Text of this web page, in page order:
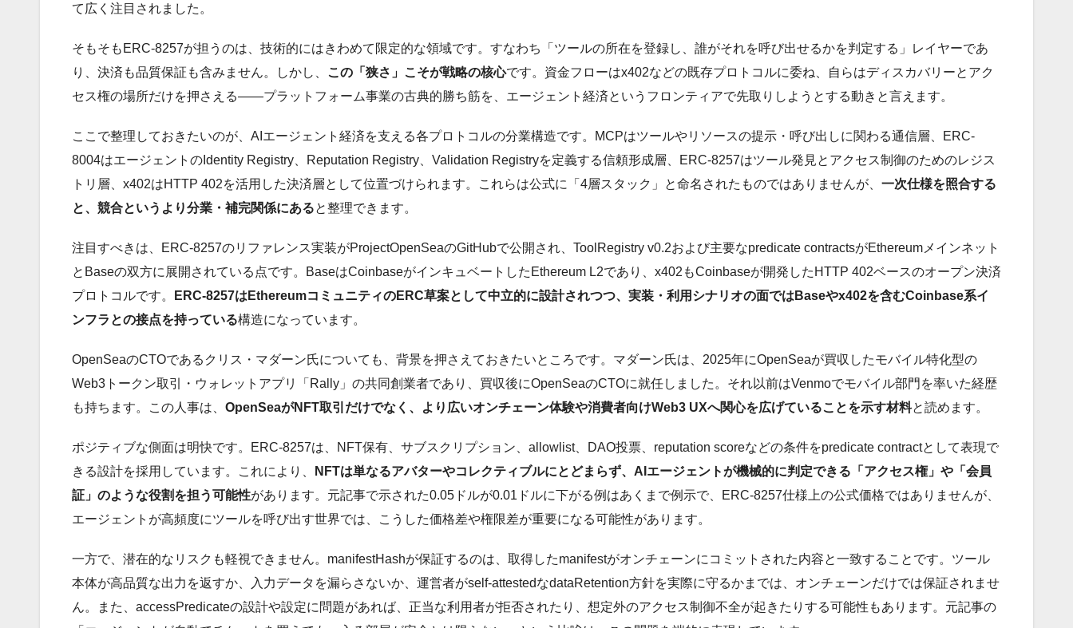
て広く注目されました。
そもそもERC-8257が担うのは、技術的にはきわめて限定的な領域です。すなわち「ツールの所在を登録し、誰がそれを呼び出せるかを判定する」レイヤーであ
り、決済も品質保証も含みません。しかし、
この「狭さ」こそが戦略の核心です。資金フローはx402などの既存プロトコルに委ね、自らはディスカバリーとアク
セス権の場所だけを押さえる——プラットフォーム事業の古典的勝ち筋を、エージェント経済というフロンティアで先取りしようとする動きと言えます。
ここで整理しておきたいのが、AIエージェント経済を支える各プロトコルの分業構造です。MCPはツールやリソースの提示・呼び出しに関わる通信層、ERC-
8004はエージェントのIdentity Registry、Reputation Registry、Validation Registryを定義する信頼形成層、ERC-8257はツール発見とアクセス制御のためのレジス
トリ層、x402はHTTP 402を活用した決済層として位置づけられます。これらは公式に「4層スタック」と命名されたものではありませんが、 一次仕様を照合する
と、競合というより分業・補完関係にあると整理できます。
注目すべきは、ERC-8257のリファレンス実装がProjectOpenSeaのGitHubで公開され、ToolRegistry v0.2および主要なpredicate contractsがEthereumメインネット
とBaseの双方に展開されている点です。BaseはCoinbaseがインキュベートしたEthereum L2であり、x402もCoinbaseが開発したHTTP 402ベースのオープン決済
プロトコルです。
ERC-8257はEthereumコミュニティのERC草案として中立的に設計されつつ、実装・利用シナリオの面ではBaseやx402を含むCoinbase系イ
ンフラとの接点を持っている構造になっています。
OpenSeaのCTOであるクリス・マダーン氏についても、背景を押さえておきたいところです。マダーン氏は、2025年にOpenSeaが買収したモバイル特化型の
Web3トークン取引・ウォレットアプリ「Rally」の共同創業者であり、買収後にOpenSeaのCTOに就任しました。それ以前はVenmoでモバイル部門を率いた経歴
も持ちます。この人事は、 OpenSeaがNFT取引だけでなく、より広いオンチェーン体験や消費者向けWeb3 UXへ関心を広げていることを示す材料と読めます。
ポジティブな側面は明快です。ERC-8257は、NFT保有、サブスクリプション、allowlist、DAO投票、reputation scoreなどの条件をpredicate contractとして表現で
きる設計を採用しています。これにより、
NFTは単なるアバターやコレクティブルにとどまらず、AIエージェントが機械的に判定できる「アクセス権」や「会員
証」のような役割を担う可能性があります。元記事で示された0.05ドルが0.01ドルに下がる例はあくまで例示で、ERC-8257仕様上の公式価格ではありませんが、
エージェントが高頻度にツールを呼び出す世界では、こうした価格差や権限差が重要になる可能性があります。
一方で、潜在的なリスクも軽視できません。manifestHashが保証するのは、取得したmanifestがオンチェーンにコミットされた内容と一致することです。ツール
本体が高品質な出力を返すか、入力データを漏らさないか、運営者がself-attestedなdataRetention方針を実際に守るかまでは、オンチェーンだけでは保証されませ
ん。また、accessPredicateの設計や設定に問題があれば、正当な利用者が拒否されたり、想定外のアクセス制御不全が起きたりする可能性もあります。元記事の